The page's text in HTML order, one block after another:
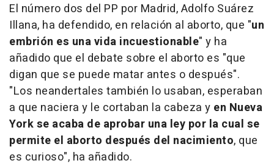
El número dos del PP por Madrid, Adolfo Suárez
Illana, ha defendido, en relación al aborto, que "un
embrión es una vida incuestionable" y ha
añadido que el debate sobre el aborto es "que
digan que se puede matar antes o después".
"Los neandertales también lo usaban, esperaban
a que naciera y le cortaban la cabeza y en Nueva
York se acaba de aprobar una ley por la cual se
permite el aborto después del nacimiento, que
es curioso", ha añadido.